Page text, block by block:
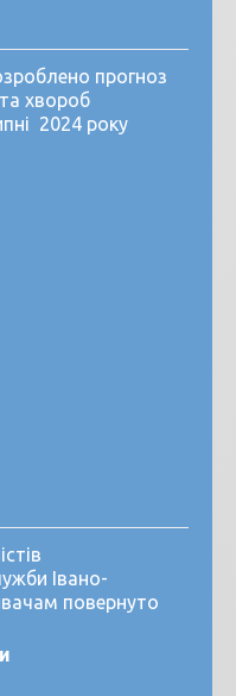
прогноз
хвороб
2024 року
Івано-
повернуто